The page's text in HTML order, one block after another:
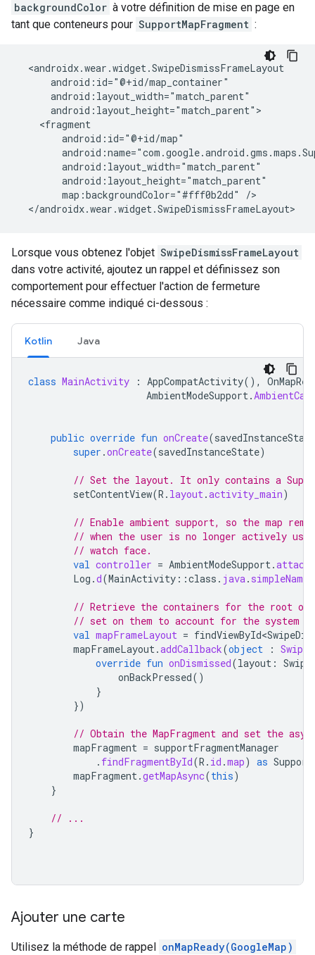
backgroundColor à votre définition de mise en page en
tant que conteneurs pour SupportMapFragment :
  <androidx.wear.widget.SwipeDismissFrameLayout
      android:id="@+id/map_container"
      android:layout_width="match_parent"
      android:layout_height="match_parent">
    <fragment
        android:id="@+id/map"
        android:layout_width="match_parent"
        android:layout_height="match_parent"
        map:backgroundColor="#fff0b2dd" />
  </androidx.wear.widget.SwipeDismissFrameLayout>
Lorsque vous obtenez l'objet SwipeDismissFrameLayout
dans votre activité, ajoutez un rappel et définissez son
comportement pour effectuer l'action de fermeture
nécessaire comme indiqué ci-dessous :
Kotlin Java
class MainActivity : AppCompatActivity(),
AmbientModeSupport.
public override fun onCreate(savedInstanceState
super .onCreate(savedInstanceState)
// Set the layout. It only contains a
setContentView(R . layout.activity_main)
// Enable ambient support, so the map
// when the user is no longer actively
// watch face.
val controller = AmbientModeSupport.attach
Log .d(MainActivity ::class . java. simpleName
// Retrieve the containers for the root of
// set on them to account for the system
val mapFrameLayout =
mapFrameLayout.addCallback(object :
override fun onDismissed(layout :
onBackPressed()
}
})
// Obtain the MapFragment and set the
mapFragment = supportFragmentManager
. findFragmentById(R . id .map) as
mapFragment.getMapAsync(this)
}
// ...
}
Ajouter une carte
Utilisez la méthode de rappel onMapReady(GoogleMap)